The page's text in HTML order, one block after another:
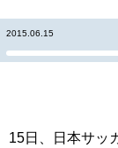
2015.06.15
15日、日本サッ